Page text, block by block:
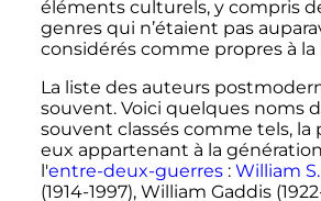
éléments culturels, y compris
genres qui n’étaient pas
considérés comme propres à
La liste des auteurs
souvent. Voici quelques noms
souvent classés comme tels,
eux appartenant à la
l'entre-deux-guerres : William
(1914-1997), William Gaddis